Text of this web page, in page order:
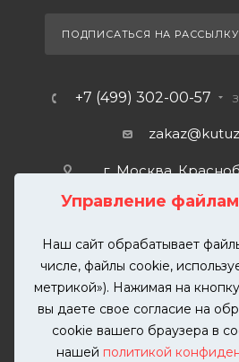
Управление
Наш сайт обрабатывает
числе, файлы cookie,
метрикой»). Нажимая на
вы даете свое согласие на
cookie вашего браузера в
нашей политикой
ПОДПИСАТЬСЯ НА РАССЫЛКУ
+7 (499) 302-00-57
г. Москва,
2026 © KUTUZOVV | Кузовной
автомобилей. Вся информация на